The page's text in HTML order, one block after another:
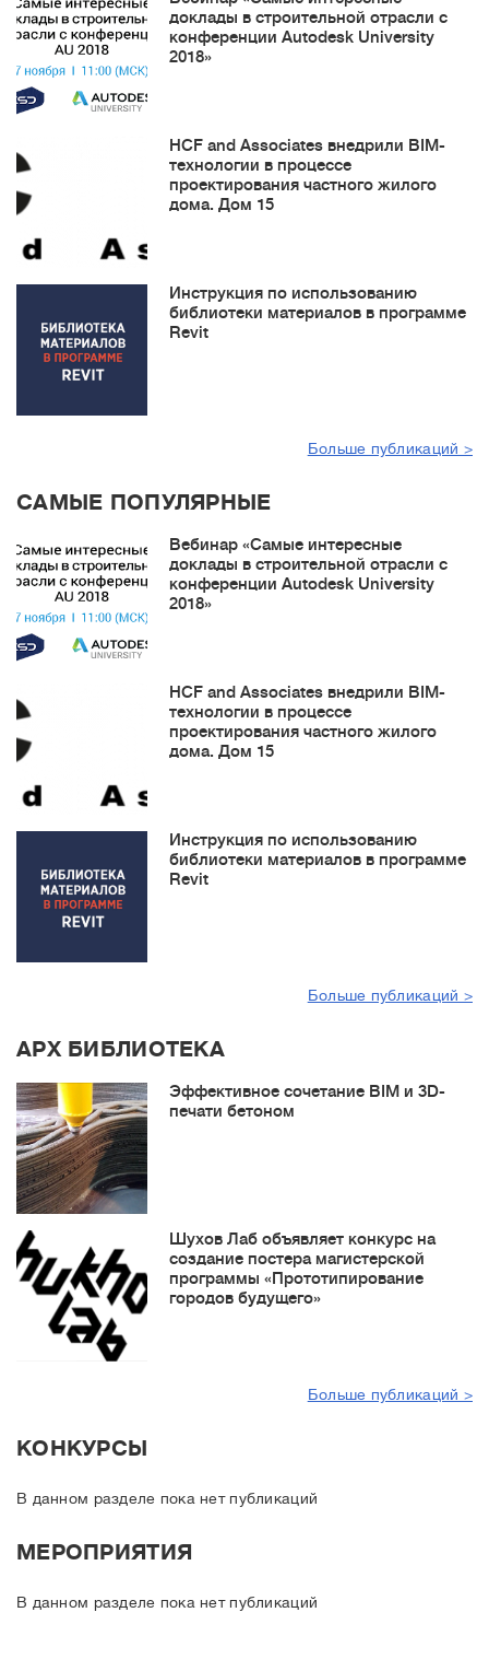
доклады в строительной отрасли с
конференции Autodesk University
2018»
HCF and Associates внедрили BIM-
технологии в процессе
проектирования частного жилого
дома. Дом 15
Инструкция по использованию
библиотеки материалов в программе
Revit
Больше публикаций >
САМЫЕ ПОПУЛЯРНЫЕ
Вебинар «Самые интересные
доклады в строительной отрасли с
конференции Autodesk University
2018»
HCF and Associates внедрили BIM-
технологии в процессе
проектирования частного жилого
дома. Дом 15
Инструкция по использованию
библиотеки материалов в программе
Revit
Больше публикаций >
АРХ БИБЛИОТЕКА
Эффективное сочетание BIM и 3D-
печати бетоном
Шухов Лаб объявляет конкурс на
создание постера магистерской
программы «Прототипирование
городов будущего»
Больше публикаций >
КОНКУРСЫ
В данном разделе пока нет публикаций
МЕРОПРИЯТИЯ
В данном разделе пока нет публикаций